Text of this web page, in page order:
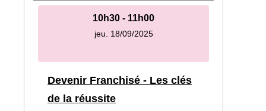
10h30 - 11h00
jeu. 18/09/2025
Devenir Franchisé - Les clés
de la réussite